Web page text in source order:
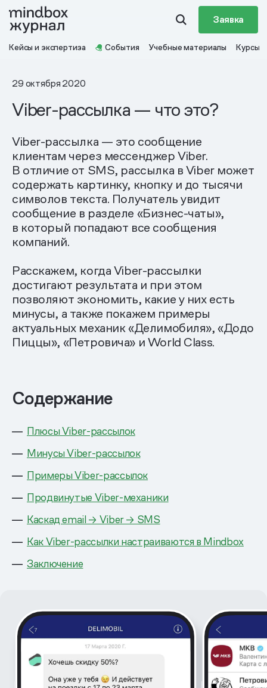
Заявка
Кейсы и экспертиза События Учебные материалы Курсы
29 октября 2020
Viber-рассылка — что это?
Viber-рассылка — это сообщение
клиентам через мессенджер Viber.
В отличие от SMS, рассылка в Viber может
содержать картинку, кнопку и до тысячи
символов текста. Получатель увидит
сообщение в разделе «Бизнес-чаты»,
в который попадают все сообщения
компаний.
Расскажем, когда Viber-рассылки
достигают результата и при этом
позволяют экономить, какие у них есть
минусы, а также покажем примеры
актуальных механик «Делимобиля», «Додо
Пиццы», «Петровича» и World Class.
Содержание
Плюсы Viber-рассылок
Минусы Viber-рассылок
Примеры Viber-рассылок
Продвинутые Viber-механики
Каскад email → Viber → SMS
Как Viber-рассылки настраиваются в Mindbox
Заключение